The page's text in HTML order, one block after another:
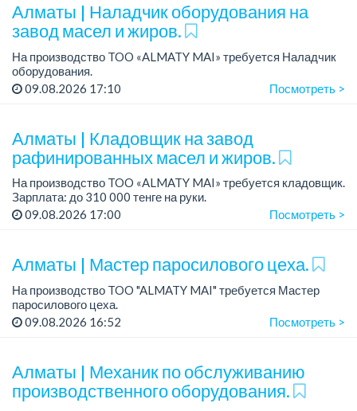
Алматы | Наладчик оборудования на
завод масел и жиров.
На производство TOO «ALMATY MAI» требуется Наладчик
оборудования.
Зарплата: 440 000 тенге на руки.
График работы: сменный 2/2, с 08.00 до 20.00, с 20.00 до
Требования: ...
09.08.2026 17:10 Посмотреть >
Алматы | Кладовщик на завод
рафинированных масел и жиров.
На производство TOO «ALMATY MAI» требуется кладовщик.
Зарплата: до 310 000 тенге на руки.
График работы: 5/2, с 08.00 до 17.00.
09.08.2026 17:00 Посмотреть >
Алматы | Мастер паросилового цеха.
На производство TOO "ALMATY MAI" требуется Мастер
паросилового цеха.
Зарплата: до 393 000 тенге в месяц.
09.08.2026 16:52 Посмотреть >
Алматы | Механик по обслуживанию
производственного оборудования.